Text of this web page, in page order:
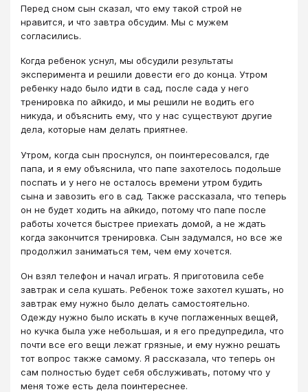
Перед сном сын сказал, что ему такой строй не
нравится, и что завтра обсудим. Мы с мужем
согласились.
Когда ребенок уснул, мы обсудили результаты
эксперимента и решили довести его до конца. Утром
ребенку надо было идти в сад, после сада у него
тренировка по айкидо, и мы решили не водить его
никуда, и объяснить ему, что у нас существуют другие
дела, которые нам делать приятнее.
Утром, когда сын проснулся, он поинтересовался, где
папа, и я ему объяснила, что папе захотелось подольше
поспать и у него не осталось времени утром будить
сына и завозить его в сад. Также рассказала, что теперь
он не будет ходить на айкидо, потому что папе после
работы хочется быстрее приехать домой, а не ждать
когда закончится тренировка. Сын задумался, но все же
продолжил заниматься тем, чем ему хочется.
Он взял телефон и начал играть. Я приготовила себе
завтрак и села кушать. Ребенок тоже захотел кушать, но
завтрак ему нужно было делать самостоятельно.
Одежду нужно было искать в куче поглаженных вещей,
но кучка была уже небольшая, и я его предупредила, что
почти все его вещи лежат грязные, и ему нужно решать
тот вопрос также самому. Я рассказала, что теперь он
сам полностью будет себя обслуживать, потому что у
меня тоже есть дела поинтереснее.